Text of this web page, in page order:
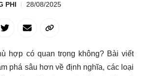
PHI 28/08/2025
hợp có quan trọng không? Bài viết
phá sâu hơn về định nghĩa, các loại